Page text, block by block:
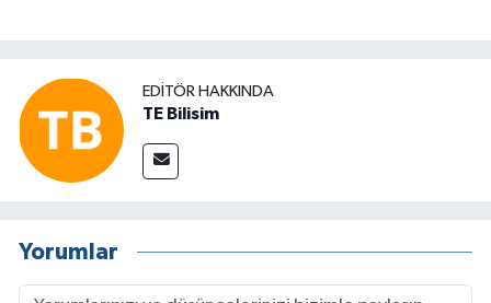
EDITÖR HAKKINDA
TE Bilisim
Yorumlar